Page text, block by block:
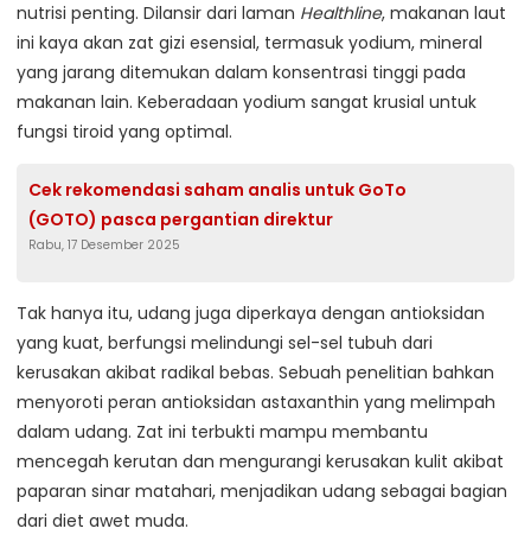
nutrisi penting. Dilansir dari laman Healthline, makanan laut
ini kaya akan zat gizi esensial, termasuk yodium, mineral
yang jarang ditemukan dalam konsentrasi tinggi pada
makanan lain. Keberadaan yodium sangat krusial untuk
fungsi tiroid yang optimal.
Cek rekomendasi saham analis untuk GoTo
(GOTO) pasca pergantian direktur
Rabu, 17 Desember 2025
Tak hanya itu, udang juga diperkaya dengan antioksidan
yang kuat, berfungsi melindungi sel-sel tubuh dari
kerusakan akibat radikal bebas. Sebuah penelitian bahkan
menyoroti peran antioksidan astaxanthin yang melimpah
dalam udang. Zat ini terbukti mampu membantu
mencegah kerutan dan mengurangi kerusakan kulit akibat
paparan sinar matahari, menjadikan udang sebagai bagian
dari diet awet muda.